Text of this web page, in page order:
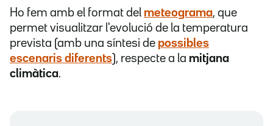
Ho fem amb el format del meteograma, que
permet visualitzar l'evolució de la temperatura
prevista (amb una síntesi de possibles
escenaris diferents), respecte a la mitjana
climàtica.